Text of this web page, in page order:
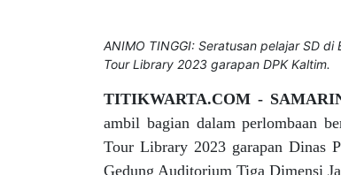
ANIMO TINGGI: Seratusan pelajar SD
Tour Library 2023 garapan DPK Kaltim.
TITIKWARTA.COM -
ambil bagian dalam perlombaan
Tour Library 2023 garapan Dinas
Gedung Auditorium Tiga Dimensi